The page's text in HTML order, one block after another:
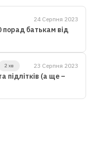
24 Серпня 2023
порад батькам від
2 хв 23 Серпня 2023
підлітків (а ще –